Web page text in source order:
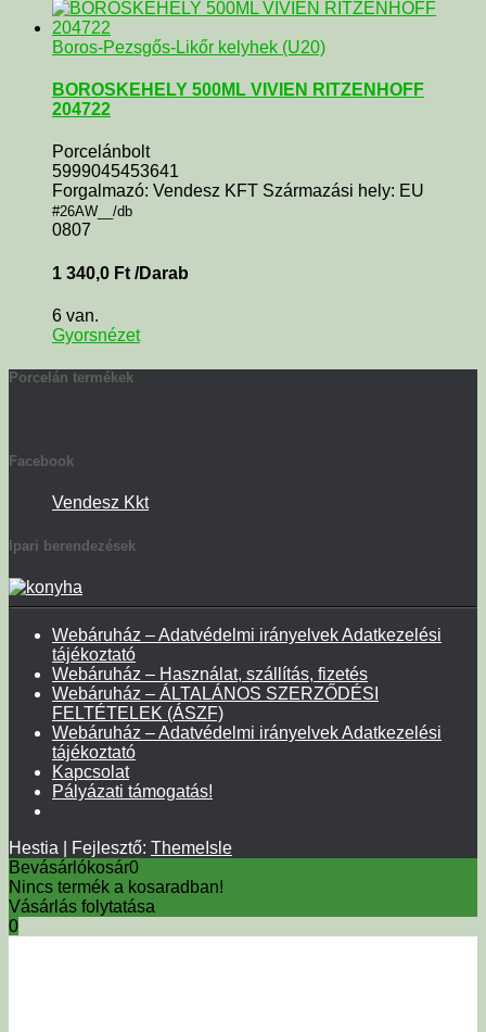
Boros-Pezsgős-Likőr kelyhek (U20)
BOROSKEHELY 500ML VIVIEN RITZENHOFF
204722
Porcelánbolt
5999045453641
Forgalmazó: Vendesz KFT Származási hely: EU
#26AW__/db
0807
1 340,0 Ft /Darab
6 van.
Gyorsnézet
Porcelán termékek
Facebook
Vendesz Kkt
Ipari berendezések
Webáruház – Adatvédelmi irányelvek Adatkezelési
tájékoztató
Webáruház – Használat, szállítás, fizetés
Webáruház – ÁLTALÁNOS SZERZŐDÉSI
FELTÉTELEK (ÁSZF)
Webáruház – Adatvédelmi irányelvek Adatkezelési
tájékoztató
Kapcsolat
Pályázati támogatás!
Hestia | Fejlesztő: ThemeIsle
Bevásárlókosár0
Nincs termék a kosaradban!
Vásárlás folytatása
0